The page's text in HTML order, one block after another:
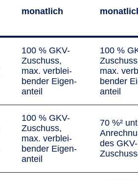
monatlich
100 % GKV-
Zuschuss,
max. ver­blei­
ben­der Eigen­
anteil
100 %
max.
bender
anteil
100 % GKV-
Zuschuss,
max. ver­blei­
ben­der Eigen­
anteil
70 %²
des GKV-